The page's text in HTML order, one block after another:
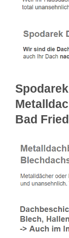
Bad